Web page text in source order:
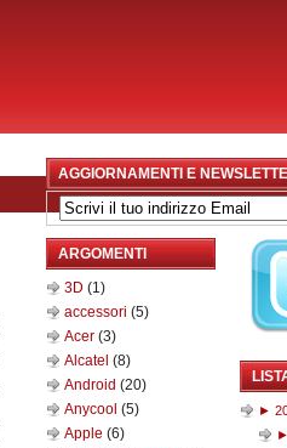
AGGIORNAMENTI E
ARGOMENTI
3D (1)
accessori (5)
Acer (3)
Alcatel (8)
Android (20)
Anycool (5)
Apple (6)
►
►